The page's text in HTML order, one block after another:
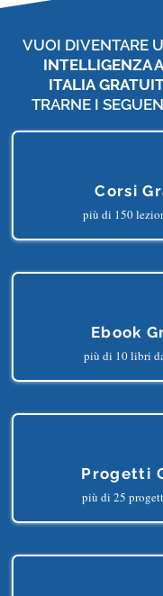
VUOI DIVENTARE
INTELLIGENZA
ITALIA
TRARNE I
Corsi
più di 150
Ebook
più di 10 libri
Progetti
più di 25